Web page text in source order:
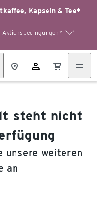
Kapseln & Tee*
Aktionsbedingungen*
steht nicht
unsere weiteren
an